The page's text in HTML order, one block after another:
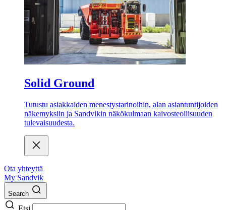
Solid Ground
Tutustu asiakkaiden menestystarinoihin, alan asiantuntijoiden
näkemyksiin ja Sandvikin näkökulmaan kaivosteollisuuden
tulevaisuudesta.
Ota yhteyttä
My Sandvik
Search
Etsi